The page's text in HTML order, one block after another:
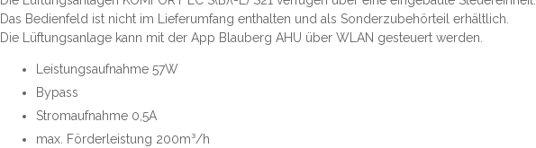
Das Bedienfeld ist nicht im Lieferumfang enthalten und als Sonderzubehörteil erhältlich.
Die Lüftungsanlage kann mit der App Blauberg AHU über WLAN gesteuert werden.
Leistungsaufnahme 57W
Bypass
Stromaufnahme 0,5A
max. Förderleistung 200m³/h